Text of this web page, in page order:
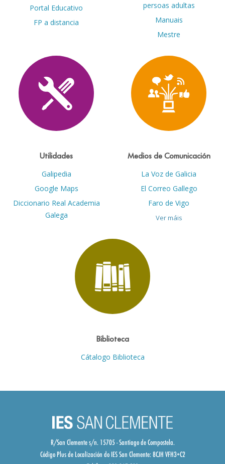
Portal Educativo
FP a distancia
persoas adultas
Manuais
Mestre
Utilidades
Galipedia
Google Maps
Diccionario Real Academia
Galega
Medios de Comunicación
La Voz de Galicia
El Correo Gallego
Faro de Vigo
Ver máis
Biblioteca
Cátalogo Biblioteca
R/San Clemente s/n. 15705 - Santiago de Compostela.
Código Plus de Localización do IES San Clemente:8CJH VFH3+C2